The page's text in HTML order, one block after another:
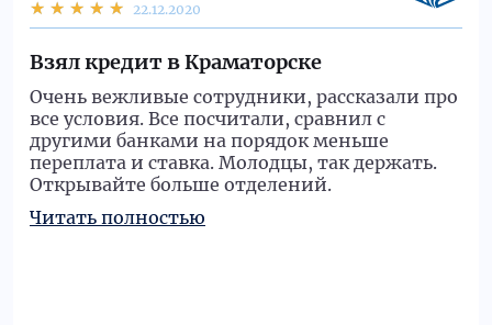
22.12.2020
Взял кредит в Краматорске
Очень вежливые сотрудники, рассказали про
все условия. Все посчитали, сравнил с
другими банками на порядок меньше
переплата и ставка. Молодцы, так держать.
Открывайте больше отделений.